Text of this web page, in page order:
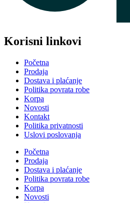
Korisni linkovi
Početna
Prodaja
Dostava i plaćanje
Politika povrata robe
Korpa
Novosti
Kontakt
Politika privatnosti
Uslovi poslovanja
Početna
Prodaja
Dostava i plaćanje
Politika povrata robe
Korpa
Novosti